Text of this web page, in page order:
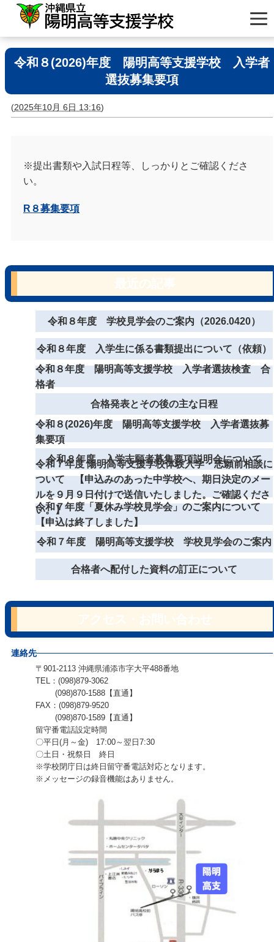
令和８(2026)年度 陽明高等支援学校 入学者
選抜募集要項
(2025年10月 6日 13:16)
※提出書類や入試日程等、しっかりとご確認くださ
い。
R ８募集要項
令和８年度 学校見学会のご案内（2026.0420）
令和８年度 入学生に係る書類提出について（依頼）
令和８年度 陽明高等支援学校 入学者選抜検査 合
格者
合格発表とその後の主な日程
令和８(2026)年度 陽明高等支援学校 入学者選抜募
集要項
令和８年度 入学志願者募集要項説明会について
令和７年度 陽明高等支援学校体験入学・志願前相談に
ついて 【申込みのあった中学校へ、期日決定のメー
ルを９月９日付けで送信いたしました。ご確認くださ
い。】
令和７年度「夏休み学校見学会」のご案内について
【申込は終了しました】
令和７年度 陽明高等支援学校 学校見学会のご案内
合格者へ配付した資料の訂正について
連絡先
〒901-2113 沖縄県浦添市字大平488番地
TEL：(098)879-3062
(098)870-1588【直通】
FAX：(098)879-9520
(098)870-1589【直通】
留守番電話設定時間
〇平日(月～金) 17:00～翌日7:30
〇土日・祝祭日 終日
※学校閉庁日は終日留守番電話対応となります。
※メッセージの録音機能はありません。